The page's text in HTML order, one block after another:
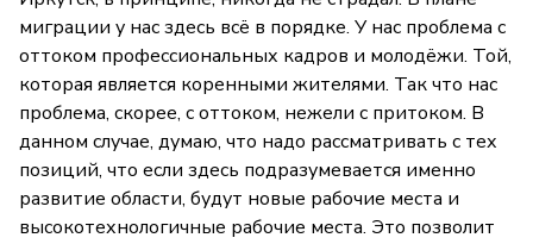
миграции у нас здесь всё в порядке. У нас проблема с
оттоком профессиональных кадров и молодёжи. Той,
которая является коренными жителями. Так что нас
проблема, скорее, с оттоком, нежели с притоком. В
данном случае, думаю, что надо рассматривать с тех
позиций, что если здесь подразумевается именно
развитие области, будут новые рабочие места и
высокотехнологичные рабочие места. Это позволит